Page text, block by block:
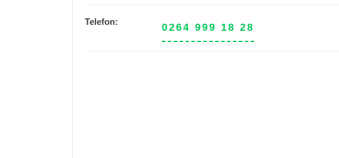
Telefon:
0264 999 18 28